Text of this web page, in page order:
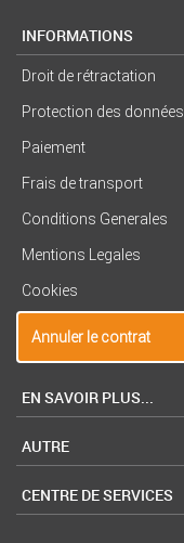
INFORMATIONS
Droit de rétractation
Protection des données
Paiement
Frais de transport
Conditions Generales
Mentions Legales
Cookies
Annuler le contrat
EN SAVOIR PLUS...
AUTRE
CENTRE DE SERVICES